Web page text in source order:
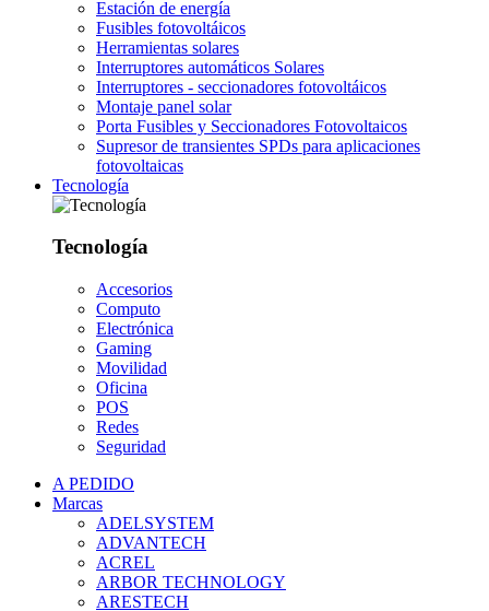
Estación de energía
Fusibles fotovoltáicos
Herramientas solares
Interruptores automáticos Solares
Interruptores - seccionadores fotovoltáicos
Montaje panel solar
Porta Fusibles y Seccionadores Fotovoltaicos
Supresor de transientes SPDs para aplicaciones
fotovoltaicas
Tecnología
Tecnología
Accesorios
Computo
Electrónica
Gaming
Movilidad
Oficina
POS
Redes
Seguridad
A PEDIDO
Marcas
ADELSYSTEM
ADVANTECH
ACREL
ARBOR TECHNOLOGY
ARESTECH